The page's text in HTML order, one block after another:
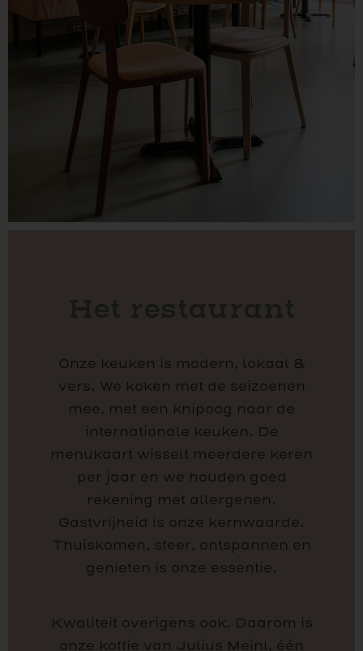
Onze keuken is modern, lokaal &
vers. We koken met de seizoenen
mee, met een knipoog naar de
internationale keuken. De
menukaart wisselt meerdere keren
per jaar en we houden goed
rekening met allergenen.
Gastvrijheid is onze kernwaarde.
Thuiskomen, sfeer, ontspannen en
genieten is onze essentie.
Kwaliteit overigens ook. Daarom is
onze koffie van Julius Meinl, één